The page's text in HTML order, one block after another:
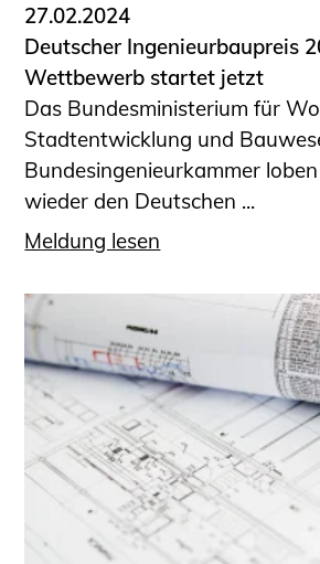
Kontakt und Anfahrt
Impressum
Datenschutz
Ingenieurakademie West
27.02.2024
Deutscher Ingenieurbaupreis
Wettbewerb startet jetzt
Das Bundesministerium für
Stadtentwicklung und
Bundesingenieurkammer
wieder den Deutschen ...
Meldung lesen